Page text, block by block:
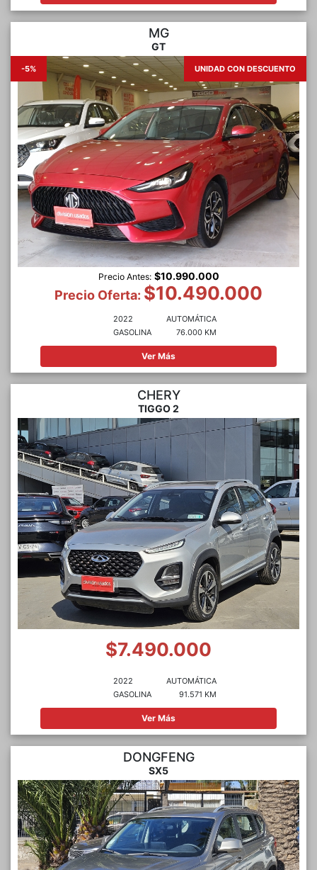
MG
GT
-5% UNIDAD CON DESCUENTO
Precio Antes: $10.990.000
Precio Oferta: $10.490.000
2022
GASOLINA
AUTOMÁTICA
76.000 KM
Ver Más
CHERY
TIGGO 2
$7.490.000
2022
GASOLINA
AUTOMÁTICA
91.571 KM
Ver Más
DONGFENG
SX5